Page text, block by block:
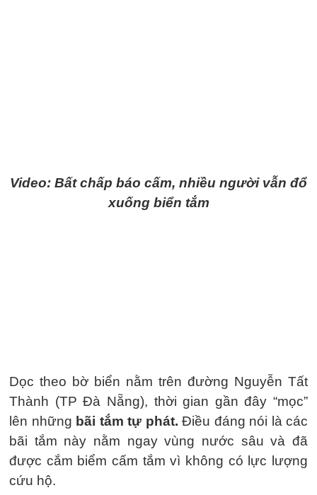
Video: Bất chấp báo cấm, nhiều người vẫn đổ
xuống biển tắm
Dọc theo bờ biển nằm trên đường Nguyễn Tất
Thành (TP Đà Nẵng), thời gian gần đây “mọc”
lên những bãi tắm tự phát. Điều đáng nói là các
bãi tắm này nằm ngay vùng nước sâu và đã
được cắm biểm cấm tắm vì không có lực lượng
cứu hộ.